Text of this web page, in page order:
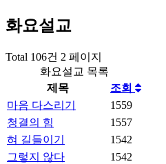
화요설교
Total 106건 2 페이지
화요설교 목록
제목
조회
마음 다스리기
1559
청결의 힘
1557
혀 길들이기
1542
그렇지 않다
1542